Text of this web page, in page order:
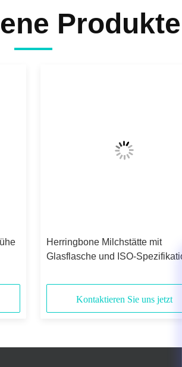
Produkte
Herringbone Milchstätte mit
Glasflasche und ISO-
Kontaktieren Sie uns jetzt